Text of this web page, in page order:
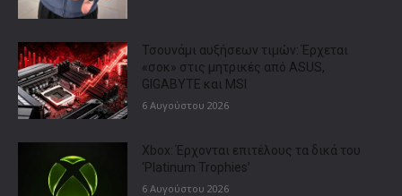
Τσουνάμι αυξήσεων τιμών: Έρχεται
«σοκ» στις μητρικές από ASUS,
GIGABYTE και MSI
6 Αυγούστου 2026
Xbox: Έρχονται επιτέλους τα δικά του
‘Platinum Trophies’
6 Αυγούστου 2026